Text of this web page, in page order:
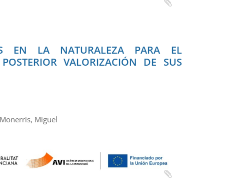
EN LA NATURALEZA PARA EL
VALORIZACIÓN DE SUS
Miguel